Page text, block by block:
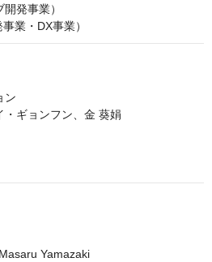
発事業）
ン
ギョンフン、金 葵娟
Yamazaki